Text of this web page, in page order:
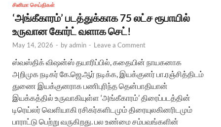
சினிமா செய்திகள்
‘அங்கீகாரம்’ படத்துக்காக 75 லட்ச ரூபாயில்
உருவான கோர்ட் வளாக செட்!
May 14, 2026 - byadmin - Leave a Comment
ஸ்வஸ்திக் விஷன்ஸ் தயாரிப்பில், கதையின் நாயகனாக
அறிமுக நடிகர் கே.ஜெ.ஆர் நடிக்க, இயக்குனர் பா.ரஞ்சித்திடம்
துணை இயக்குனராக பணிபுரிந்த தென்பாதியான்
இயக்கத்தில் உருவாகியுள்ள ‘அங்கீகாரம்’ திரைப்படத்தின்
டிரெய்லர் வெளியாகி ரசிகர்களிடமும் திரையுலகினரிடமும்
பாராட்டு பெற்று வருகிறது. பல உண்மை சம்பவங்களின்